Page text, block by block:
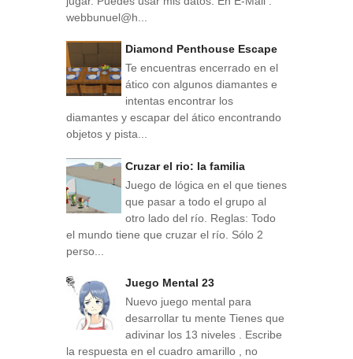
webbunuel@h...
Diamond Penthouse Escape
Te encuentras encerrado en el
ático con algunos diamantes e
intentas encontrar los
diamantes y escapar del ático encontrando
objetos y pista...
Cruzar el rio: la familia
Juego de lógica en el que tienes
que pasar a todo el grupo al
otro lado del río. Reglas: Todo
el mundo tiene que cruzar el río. Sólo 2
perso...
Juego Mental 23
Nuevo juego mental para
desarrollar tu mente Tienes que
adivinar los 13 niveles . Escribe
la respuesta en el cuadro amarillo , no